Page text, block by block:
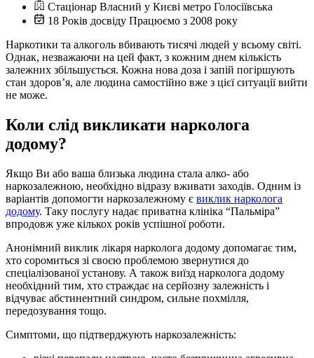
Стаціонар Власний у Києві метро Голосіївська
18 Років досвіду Працюємо з 2008 року
Наркотики та алкоголь вбивають тисячі людей у всьому світі.
Однак, незважаючи на цей факт, з кожним днем кількість
залежних збільшується. Кожна нова доза і запій погіршують
стан здоров’я, але людина самостійно вже з цієї ситуації вийти
не може.
Коли слід викликати нарколога
додому?
Якщо Ви або ваша близька людина стала алко- або
наркозалежною, необхідно відразу вживати заходів. Одним із
варіантів допомогти наркозалежному є виклик нарколога
додому. Таку послугу надає приватна клініка “Пальміра”
впродовж уже кількох років успішної роботи.
Анонімний виклик лікаря нарколога додому допомагає тим,
хто соромиться зі своєю проблемою звернутися до
спеціалізованої установу. А також виїзд нарколога додому
необхідний тим, хто страждає на серйозну залежність і
відчуває абстинентний синдром, сильне похмілля,
передозування тощо.
Симптоми, що підтверджують наркозалежність: